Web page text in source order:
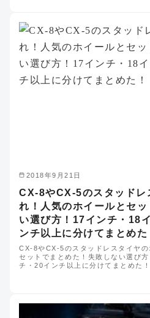
2018年9月21日
CX-8やCX-5のスタッドレ
れ！人気のホイールとセ
い選び方！17インチ・18
ンチ以上に分けてまとめた
CX-8やCX-5のスタッドレスタイヤ
セットでまとめた！失敗しない選び
チ・20インチ以上に分けてまとめた